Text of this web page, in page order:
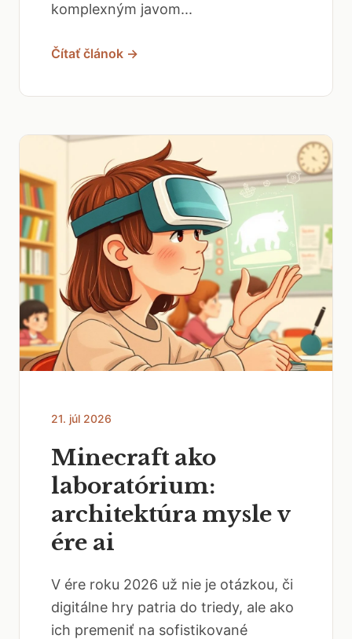
komplexným javom...
Čítať článok →
21. júl 2026
Minecraft ako
laboratórium:
architektúra mysle v
ére ai
V ére roku 2026 už nie je otázkou, či
digitálne hry patria do triedy, ale ako
ich premeniť na sofistikované